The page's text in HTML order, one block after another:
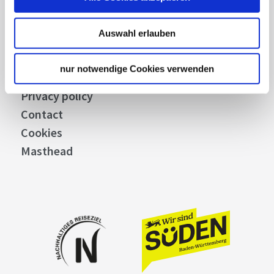
Auswahl erlauben
nur notwendige Cookies verwenden
Press
Stuttgart Convention Bureau
Picture Database
General terms and conditions
Privacy policy
Contact
Cookies
Masthead